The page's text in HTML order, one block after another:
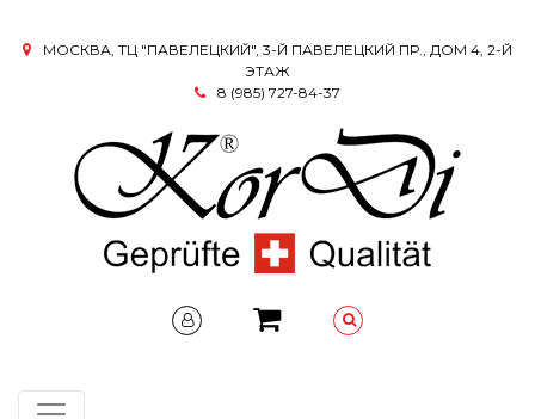
МОСКВА, ТЦ "ПАВЕЛЕЦКИЙ", 3-Й ПАВЕЛЕЦКИЙ ПР., ДОМ 4, 2-Й
ЭТАЖ
8 (985) 727-84-37